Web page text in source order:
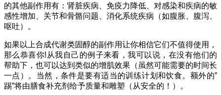
的其他副作用有：肾脏疾病、免疫力降低、对感染和疾病的敏
感性增加、关节和骨骼问题、消化系统疾病（如腹胀、腹泻、
呕吐）。
如果以上合成代谢类固醇的副作用让你相信它们不值得使用，
那么恭喜你!从我自己的例子来看，我可以说，在没有他们的
帮助下，也可以达到类似的增肌效果（虽然可能需要的时间长
一点）。当然，条件是要有适当的训练计划和饮食。额外的”
踢”将由膳食补充剂给予质量和雕塑（从安全的！）。